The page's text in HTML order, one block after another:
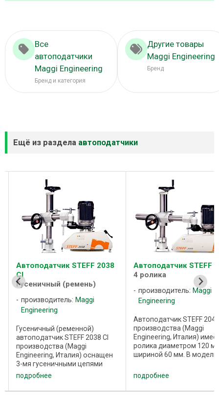
Все
автоподатчики
Maggi Engineering
Бренд и категория
Другие товары
Maggi Engineering
Бренд
Ещё из раздела автоподатчики
Автоподатчик STEFF 2038
CI
Гусеничный (ремень)
производитель: Maggi
Engineering
Гусеничный (ременной)
автоподатчик STEFF 2038 CI
производства (Maggi
Engineering, Италия) оснащен
3-мя гусеничными цепями
(ремнями). Гусеница
перемещаются с помощью 3-х
алюминиевых роликов
подробнее
Автоподатчик STEFF
4 ролика
производитель: Maggi
Engineering
Автоподатчик STEFF 2044
производства (Maggi
Engineering, Италия)
ролика диаметром 120
шириной 60 мм. В модели
имеется возможность
регулировки скорости (4
скорости подачи, вперед
подробнее